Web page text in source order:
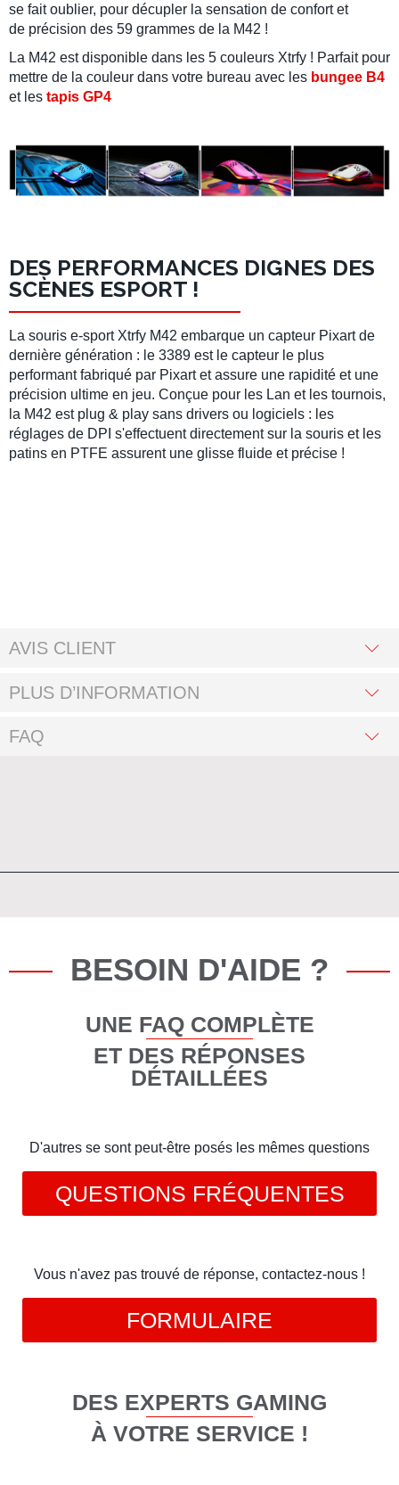
se fait oublier, pour décupler la sensation de confort et
de précision des 59 grammes de la M42 !
La M42 est disponible dans les 5 couleurs Xtrfy ! Parfait pour
mettre de la couleur dans votre bureau avec les bungee B4
et les tapis GP4
DES PERFORMANCES DIGNES DES
SCÈNES ESPORT !
La souris e-sport Xtrfy M42 embarque un capteur Pixart de
dernière génération : le 3389 est le capteur le plus
performant fabriqué par Pixartet assure une rapidité et une
précision ultime en jeu. Conçue pour les Lan et les tournois,
la M42 est plug & play sans drivers ou logiciels : les
réglages de DPI s'effectuent directement sur la souris et les
patins en PTFE assurent une glisse fluide et précise !
AVIS CLIENT
PLUS D’INFORMATION
FAQ
BESOIN D'AIDE ?
UNE FAQ COMPLÈTE
ET DES RÉPONSES
DÉTAILLÉES
D'autres se sont peut-être posés les mêmes questions
QUESTIONS FRÉQUENTES
Vous n'avez pas trouvé de réponse, contactez-nous !
FORMULAIRE
DES EXPERTS GAMING
À VOTRE SERVICE !